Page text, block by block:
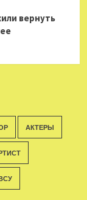
вернуть
АКТЕРЫ